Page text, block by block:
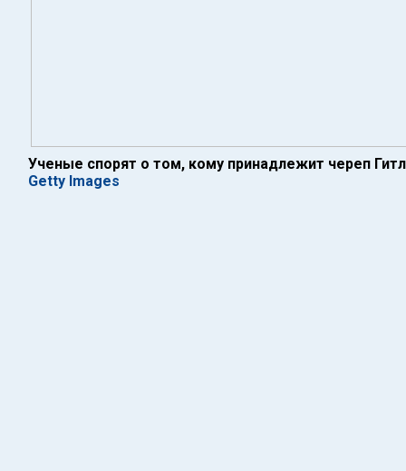
Ученые спорят о том, кому принадлежит череп
Getty Images